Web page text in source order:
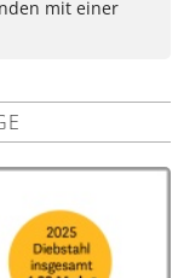
mit einer